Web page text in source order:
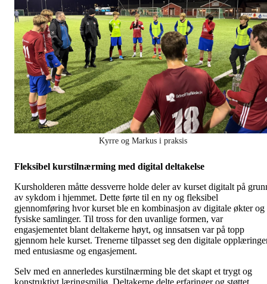
Kyrre og Markus i praksis
Fleksibel kurstilnærming med digital deltakelse
Kursholderen måtte dessverre holde deler av kurset digitalt på
av sykdom i hjemmet. Dette førte til en ny og fleksibel
gjennomføring hvor kurset ble en kombinasjon av digitale økter og
fysiske samlinger. Til tross for den uvanlige formen, var
engasjementet blant deltakerne høyt, og innsatsen var på topp
gjennom hele kurset. Trenerne tilpasset seg den digitale
med entusiasme og engasjement.
Selv med en annerledes kurstilnærming ble det skapt et trygt og